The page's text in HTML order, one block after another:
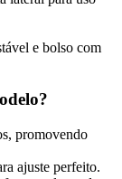
promovendo
ajuste perfeito.